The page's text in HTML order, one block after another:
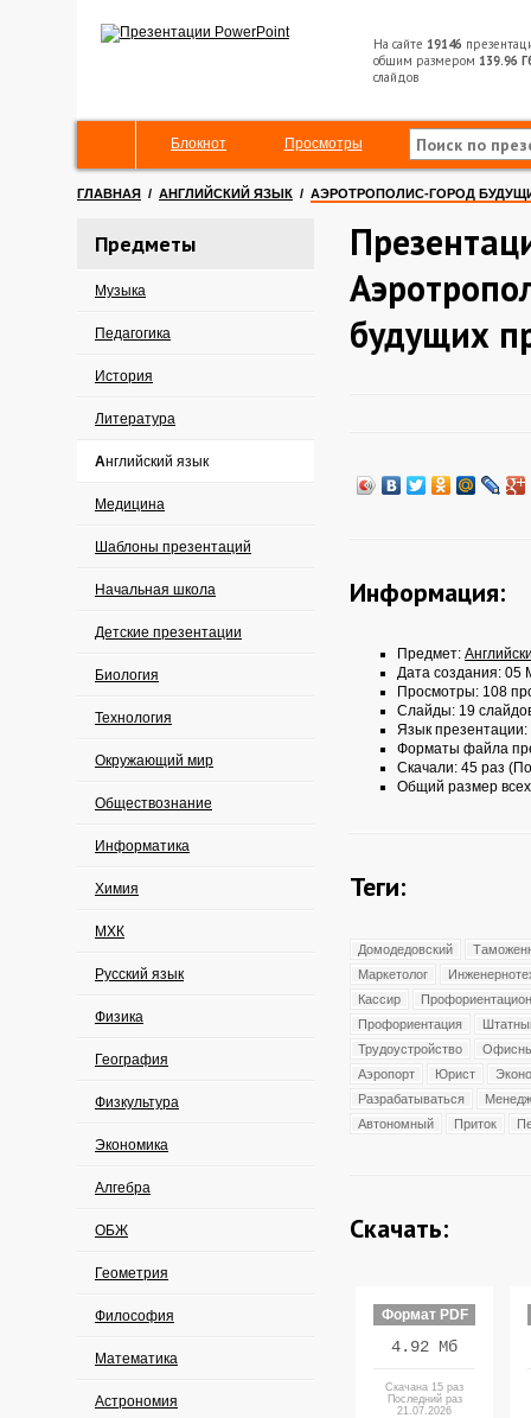
На сайте 19146
общим размером 139.96
слайдов
Блокнот Просмотры
ГЛАВНАЯ / АНГЛИЙСКИЙ ЯЗЫК / АЭРОТРОПОЛИС-ГОРОД
Предметы
Музыка
Педагогика
История
Литература
Английский язык
Медицина
Шаблоны презентаций
Начальная школа
Детские презентации
Биология
Технология
Окружающий мир
Обществознание
Информатика
Химия
МХК
Русский язык
Физика
География
Физкультура
Экономика
Алгебра
ОБЖ
Геометрия
Философия
Математика
Астрономия
будущих
Информация:
Предмет:
Дата создания: 05
Просмотры: 108
Слайды: 19
Язык презентации:
Форматы файла
Скачали: 45 раз
Общий размер
Теги:
Домодедовский
Маркетолог
Кассир
Профориентация
Трудоустройство
Аэропорт
Юрист
Разрабатываться
Автономный
Приток
Скачать:
Формат PDF
4.92 Мб
Скачана 15 раз
Последний раз
21.07.2026